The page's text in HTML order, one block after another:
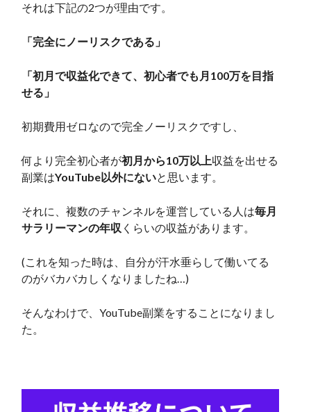
それは下記の2つが理由です。
「完全にノーリスクである」
「初月で収益化できて、初心者でも月100万を目指
せる」
初期費用ゼロなので完全ノーリスクですし、
何より完全初心者が初月から10万以上収益を出せる
副業はYouTube以外にないと思います。
それに、複数のチャンネルを運営している人は毎月
サラリーマンの年収 くらいの収益があります。
(これを知った時は、自分が汗水垂らして働いてる
のがバカバカしくなりましたね…)
そんなわけで、YouTube副業をすることになりまし
た。